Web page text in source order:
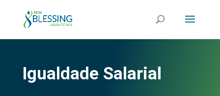
Igualdade Salarial